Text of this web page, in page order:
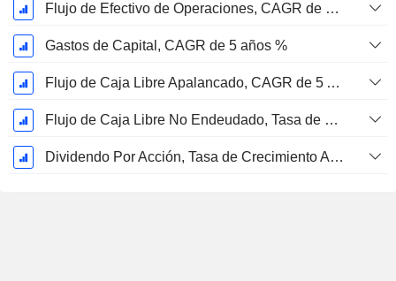
Flujo de Efectivo de Operaciones, CAGR de 5 Años %
Gastos de Capital, CAGR de 5 años %
Flujo de Caja Libre Apalancado, CAGR de 5 Años %
Flujo de Caja Libre No Endeudado, Tasa de Crecimiento Anual Compuesto de 5 Años %
Dividendo Por Acción, Tasa de Crecimiento Anual Compuesto de 5 Años %